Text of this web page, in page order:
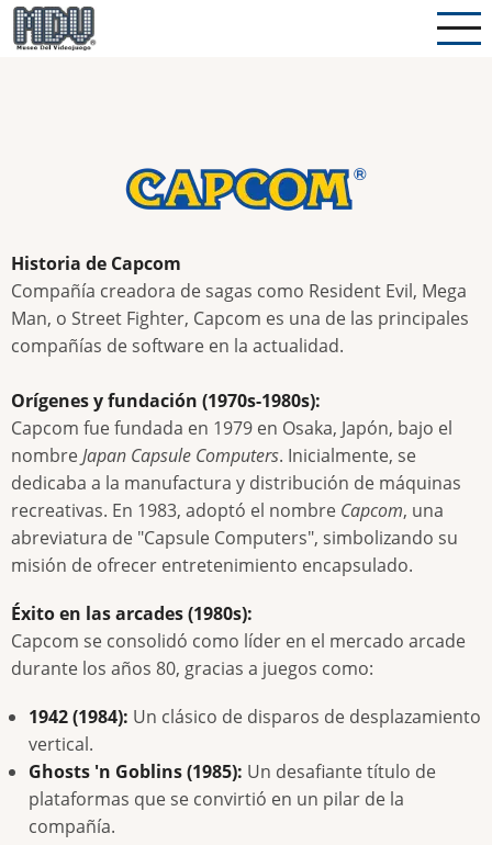
Pasar
al
Historia de Capcom
Compañía creadora de sagas como Resident Evil, Mega
Man, o Street Fighter, Capcom es una de las principales
compañías de software en la actualidad.
Orígenes y fundación (1970s-1980s):
Capcom fue fundada en 1979 en Osaka, Japón, bajo el
nombreJapan Capsule Computers. Inicialmente, se
dedicaba a la manufactura y distribución de máquinas
recreativas. En 1983, adoptó el nombre Capcom, una
abreviatura de "Capsule Computers", simbolizando su
misión de ofrecer entretenimiento encapsulado.
Éxito en las arcades (1980s):
Capcom se consolidó como líder en el mercado arcade
durante los años 80, gracias a juegos como:
1942 (1984): Un clásico de disparos de desplazamiento
vertical.
Ghosts 'n Goblins (1985): Un desafiante título de
plataformas que se convirtió en un pilar de la
compañía.